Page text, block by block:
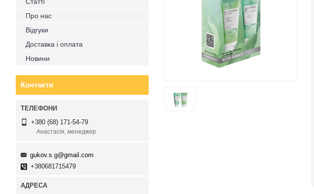
Про нас
Відгуки
Доставка і оплата
Новини
Контакти
+380 (68) 171-54-79
Анастасія, менеджер
gukov.s.g@gmail.com
+380681715479